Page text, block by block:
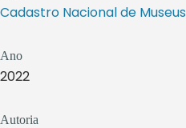
Cadastro Nacional de Museus
Ano
2022
Autoria